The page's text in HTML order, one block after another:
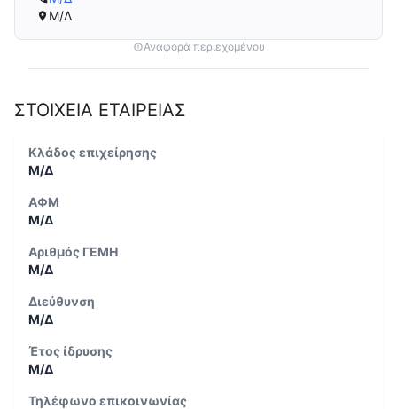
Μ/Δ
Αναφορά περιεχομένου
ΣΤΟΙΧΕΙΑ ΕΤΑΙΡΕΙΑΣ
Κλάδος επιχείρησης
Μ/Δ
ΑΦΜ
Μ/Δ
Αριθμός ΓΕΜΗ
Μ/Δ
Διεύθυνση
Μ/Δ
Έτος ίδρυσης
Μ/Δ
Τηλέφωνο επικοινωνίας